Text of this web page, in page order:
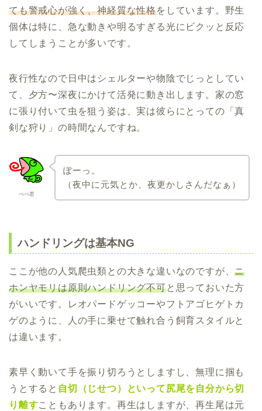
ても警戒心が強く、神経質な性格をしています。野生
個体は特に、急な動きや明るすぎる光にビクッと反応
してしまうことが多いです。
夜行性なので日中はシェルターや物陰でじっとしてい
て、夕方〜深夜にかけて活発に動き出します。家の窓
に張り付いて虫を狙う姿は、実は彼らにとっての「真
剣な狩り」の時間なんですね。
ぺぺ君
ぽーっ。
（夜中に元気とか、夜更かしさんだなぁ）
ハンドリングは基本NG
ここが他の人気爬虫類との大きな違いなのですが、ニ
ホンヤモリは原則ハンドリング不可と思っておいた方
がいいです。レオパードゲッコーやフトアゴヒゲトカ
ゲのように、人の手に乗せて触れ合う飼育スタイルと
は違います。
素早く動いて手を振り切ろうとしますし、無理に掴も
うとすると 自切（じせつ）といって尻尾を自分から切
り離すこともあります。再生はしますが、再生尾は元